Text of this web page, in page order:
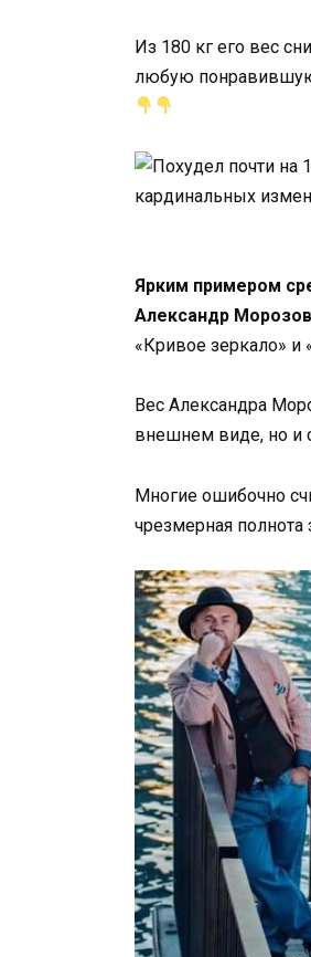
Из 180 кг его вес
любую
Ярким примером
Александр
«Кривое зеркало» и
Вес Александра
внешнем виде, но и
Многие ошибочно
чрезмерная